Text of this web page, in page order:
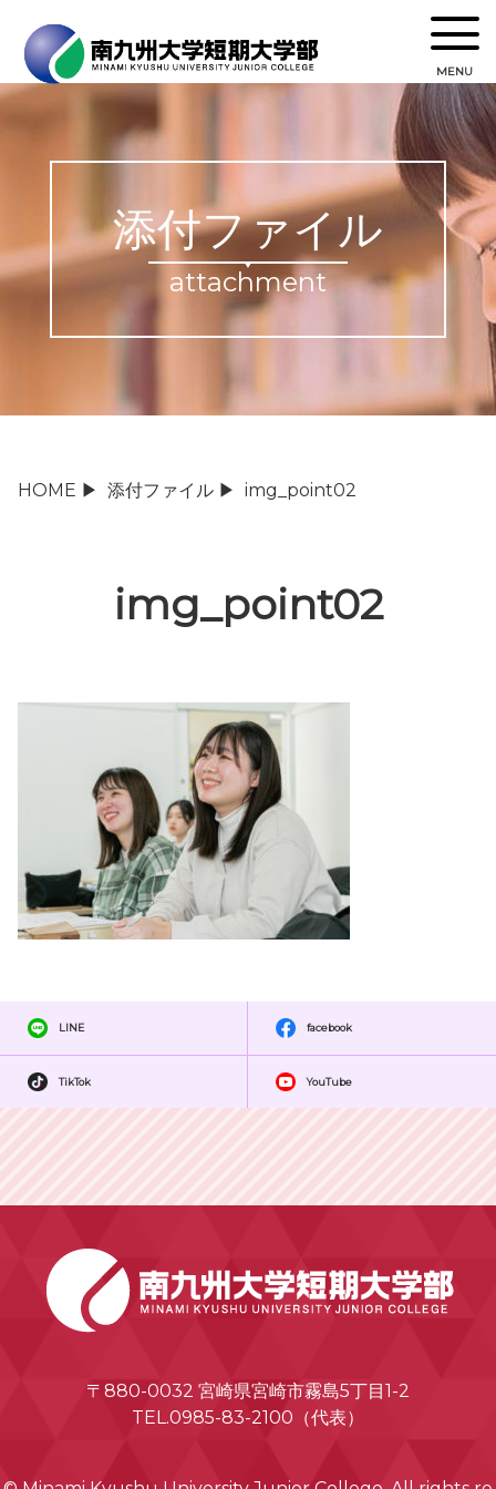
MENU
添付ファイル
attachment
HOME ▶ 添付ファイル ▶ img_point02
img_point02
LINE facebook
TikTok YouTube
〒880-0032 宮崎県宮崎市霧島5丁目1-2
TEL.0985-83-2100（代表）